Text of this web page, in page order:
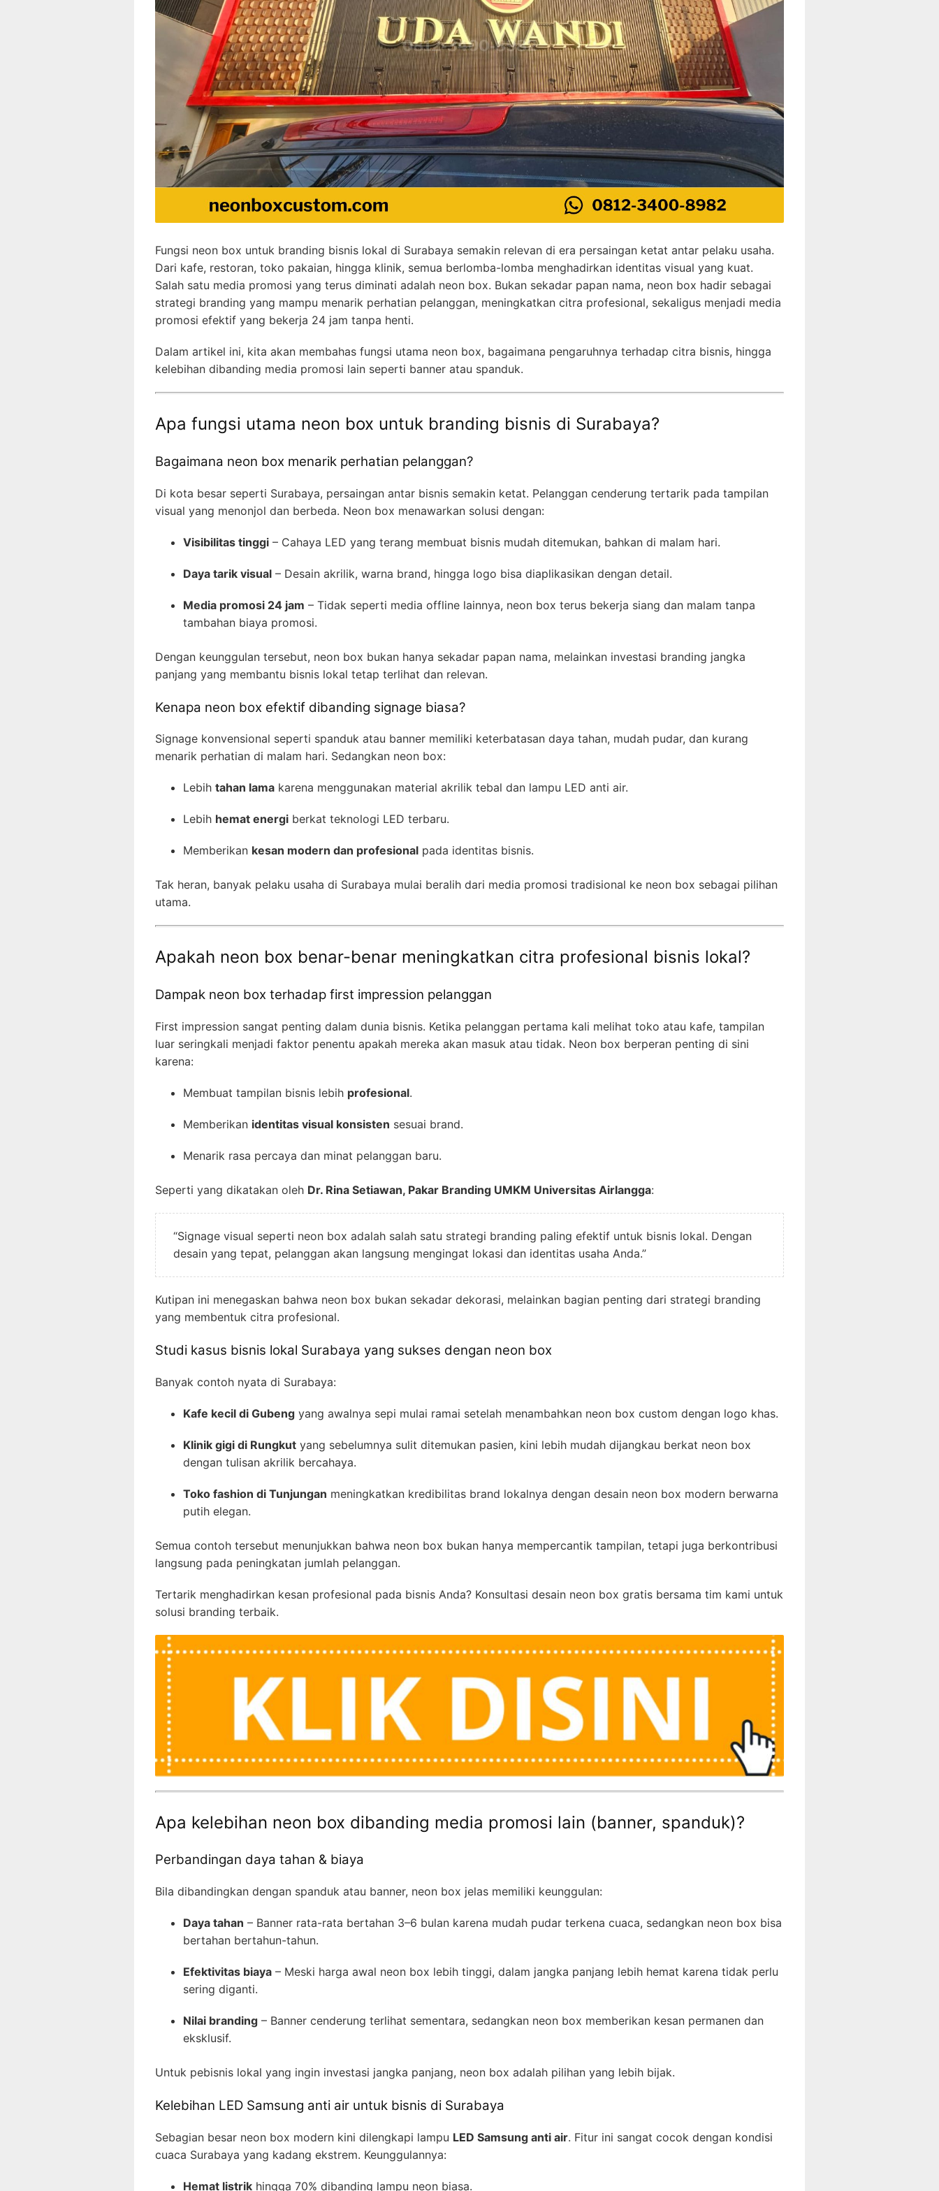
Fungsi neon box untuk branding bisnis lokal di Surabaya semakin relevan di era persaingan ketat antar pelaku usaha.
Dari kafe, restoran, toko pakaian, hingga klinik, semua berlomba-lomba menghadirkan identitas visual yang kuat.
Salah satu media promosi yang terus diminati adalah neon box. Bukan sekadar papan nama, neon box hadir sebagai
strategi branding yang mampu menarik perhatian pelanggan, meningkatkan citra profesional, sekaligus menjadi media
promosi efektif yang bekerja 24 jam tanpa henti.
Dalam artikel ini, kita akan membahas fungsi utama neon box, bagaimana pengaruhnya terhadap citra bisnis, hingga
kelebihan dibanding media promosi lain seperti banner atau spanduk.
Apa fungsi utama neon box untuk branding bisnis di Surabaya?
Bagaimana neon box menarik perhatian pelanggan?
Di kota besar seperti Surabaya, persaingan antar bisnis semakin ketat. Pelanggan cenderung tertarik pada tampilan
visual yang menonjol dan berbeda. Neon box menawarkan solusi dengan:
Visibilitas tinggi – Cahaya LED yang terang membuat bisnis mudah ditemukan, bahkan di malam hari.
Daya tarik visual – Desain akrilik, warna brand, hingga logo bisa diaplikasikan dengan detail.
Media promosi 24 jam – Tidak seperti media offline lainnya, neon box terus bekerja siang dan malam tanpa
tambahan biaya promosi.
Dengan keunggulan tersebut, neon box bukan hanya sekadar papan nama, melainkan investasi branding jangka
panjang yang membantu bisnis lokal tetap terlihat dan relevan.
Kenapa neon box efektif dibanding signage biasa?
Signage konvensional seperti spanduk atau banner memiliki keterbatasan daya tahan, mudah pudar, dan kurang
menarik perhatian di malam hari. Sedangkan neon box:
Lebih tahan lama karena menggunakan material akrilik tebal dan lampu LED anti air.
Lebih hemat energi berkat teknologi LED terbaru.
Memberikan kesan modern dan profesional pada identitas bisnis.
Tak heran, banyak pelaku usaha di Surabaya mulai beralih dari media promosi tradisional ke neon box sebagai pilihan
utama.
Apakah neon box benar-benar meningkatkan citra profesional bisnis lokal?
Dampak neon box terhadap first impression pelanggan
First impression sangat penting dalam dunia bisnis. Ketika pelanggan pertama kali melihat toko atau kafe, tampilan
luar seringkali menjadi faktor penentu apakah mereka akan masuk atau tidak. Neon box berperan penting di sini
karena:
Membuat tampilan bisnis lebih profesional.
Memberikan identitas visual konsisten sesuai brand.
Menarik rasa percaya dan minat pelanggan baru.
Seperti yang dikatakan oleh Dr. Rina Setiawan, Pakar Branding UMKM Universitas Airlangga:
“Signage visual seperti neon box adalah salah satu strategi branding paling efektif untuk bisnis lokal. Dengan
desain yang tepat, pelanggan akan langsung mengingat lokasi dan identitas usaha Anda.”
Kutipan ini menegaskan bahwa neon box bukan sekadar dekorasi, melainkan bagian penting dari strategi branding
yang membentuk citra profesional.
Studi kasus bisnis lokal Surabaya yang sukses dengan neon box
Banyak contoh nyata di Surabaya:
Kafe kecil di Gubeng yang awalnya sepi mulai ramai setelah menambahkan neon box custom dengan logo khas.
Klinik gigi di Rungkut yang sebelumnya sulit ditemukan pasien, kini lebih mudah dijangkau berkat neon box
dengan tulisan akrilik bercahaya.
Toko fashion di Tunjungan meningkatkan kredibilitas brand lokalnya dengan desain neon box modern berwarna
putih elegan.
Semua contoh tersebut menunjukkan bahwa neon box bukan hanya mempercantik tampilan, tetapi juga berkontribusi
langsung pada peningkatan jumlah pelanggan.
Tertarik menghadirkan kesan profesional pada bisnis Anda? Konsultasi desain neon box gratis bersama tim kami untuk
solusi branding terbaik.
Apa kelebihan neon box dibanding media promosi lain (banner, spanduk)?
Perbandingan daya tahan & biaya
Bila dibandingkan dengan spanduk atau banner, neon box jelas memiliki keunggulan:
Daya tahan – Banner rata-rata bertahan 3–6 bulan karena mudah pudar terkena cuaca, sedangkan neon box bisa
bertahan bertahun-tahun.
Efektivitas biaya – Meski harga awal neon box lebih tinggi, dalam jangka panjang lebih hemat karena tidak perlu
sering diganti.
Nilai branding – Banner cenderung terlihat sementara, sedangkan neon box memberikan kesan permanen dan
eksklusif.
Untuk pebisnis lokal yang ingin investasi jangka panjang, neon box adalah pilihan yang lebih bijak.
Kelebihan LED Samsung anti air untuk bisnis di Surabaya
Sebagian besar neon box modern kini dilengkapi lampu LED Samsung anti air. Fitur ini sangat cocok dengan kondisi
cuaca Surabaya yang kadang ekstrem. Keunggulannya:
Hemat listrik hingga 70% dibanding lampu neon biasa.